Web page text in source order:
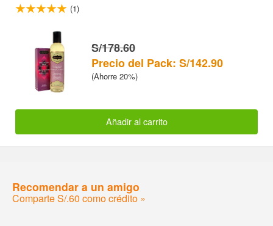
(1)
S/178.60
Precio del Pack: S/142.90
(Ahorre 20%)
Añadir al carrito
Recomendar a un amigo
Comparte S/.60 como crédito »